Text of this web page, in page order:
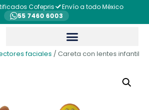
Cofepris
Envío a todo México
55 7460 6003
faciales / Careta con lentes infantil